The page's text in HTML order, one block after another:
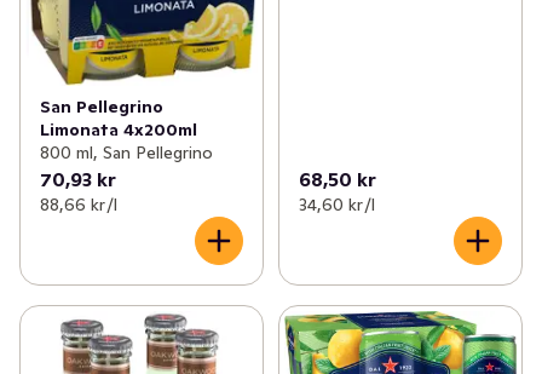
San Pellegrino
Limonata 4x200ml
800 ml, San Pellegrino
70,93 kr
88,66 kr /l
68,50 kr
34,60 kr /l